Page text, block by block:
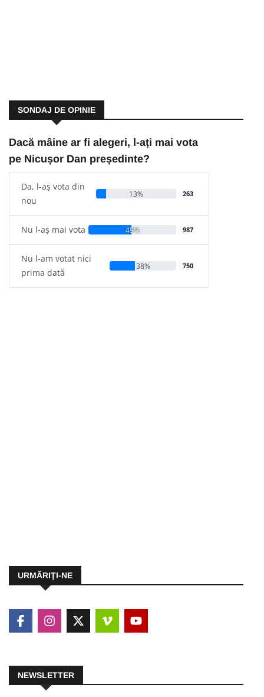
SONDAJ DE OPINIE
Dacă mâine ar fi alegeri, l-ați mai vota
pe Nicușor Dan președinte?
Da, l-aș vota din
nou
13% 263
Nu l-aș mai vota 49% 987
Nu l-am votat nici
prima dată
38% 750
URMĂRIŢI-NE
NEWSLETTER